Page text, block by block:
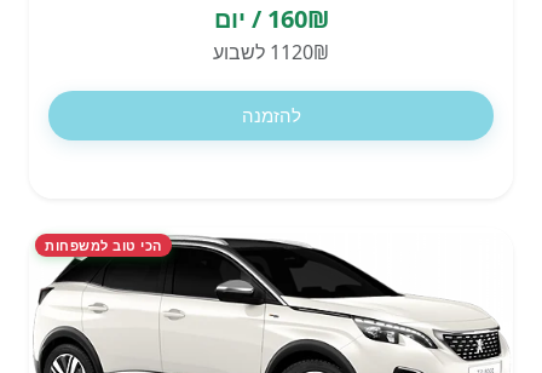
160₪ / יום
1120₪ לשבוע
להזמנה
הכי טוב למשפחות